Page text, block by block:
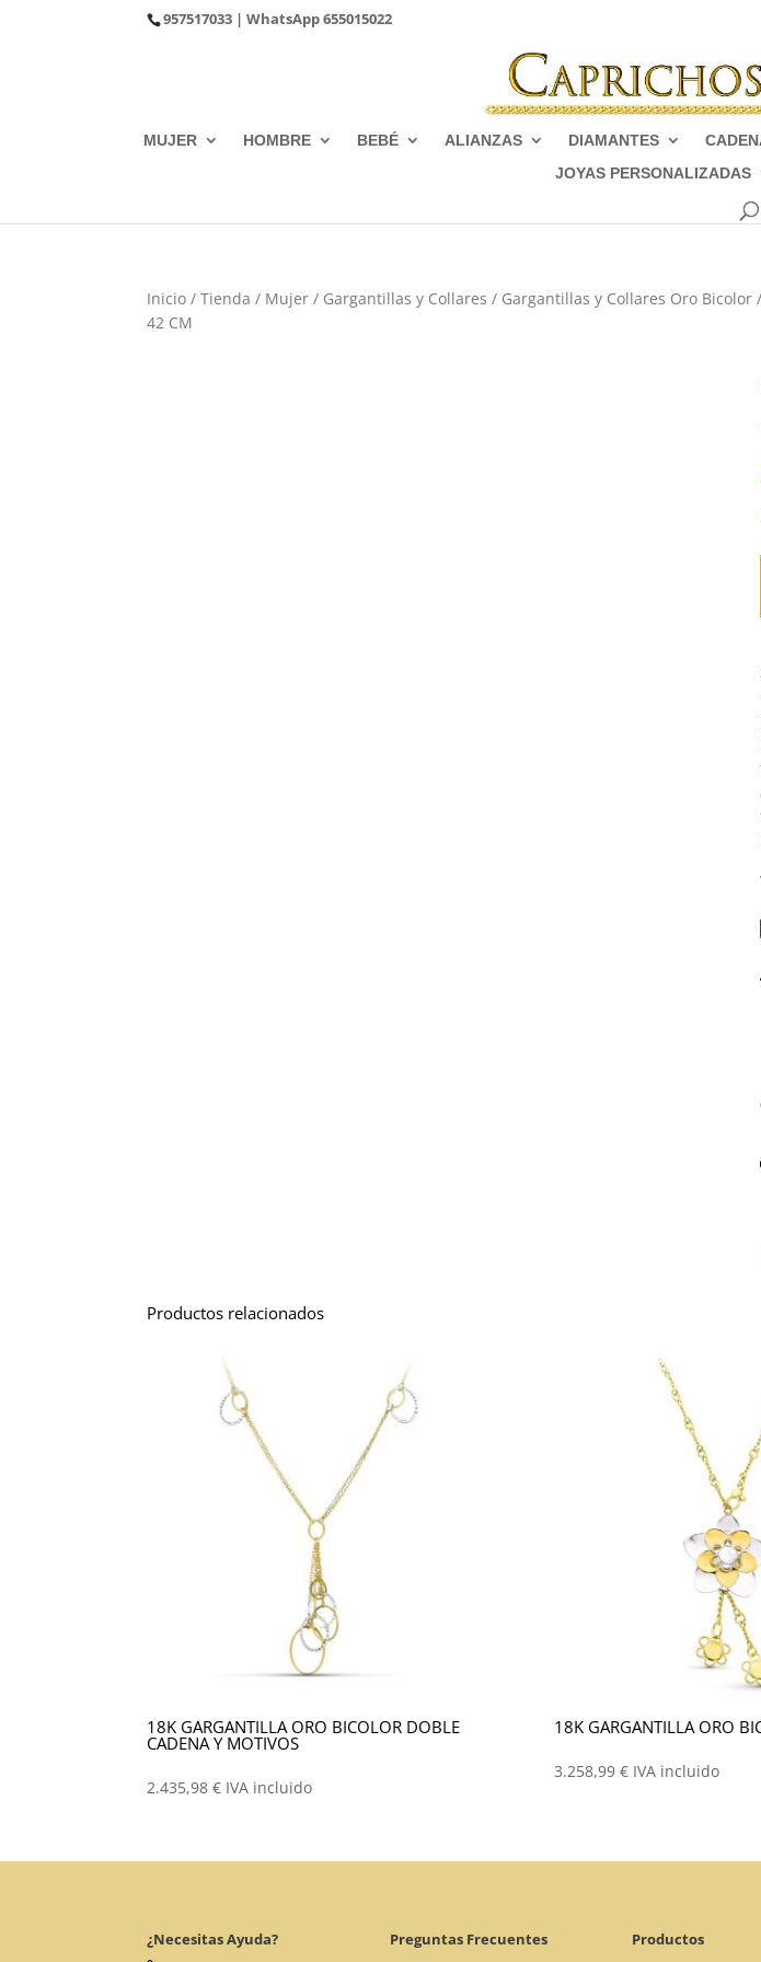
957517033 | WhatsApp655015022
MUJER HOMBRE BEBÉ ALIANZAS DIAMANTES
JOYAS PERSONALIZADAS
Inicio /Tienda / Mujer / Gargantillas y Collares / Gargantillas y Collares Oro Bicolor
42 CM
Productos relacionados
18K GARGANTILLA ORO BICOLOR DOBLE
CADENA Y MOTIVOS
2.435,98€ IVA incluido
18K GARGANTILLA ORO
3.258,99 € IVA incluido
¿Necesitas Ayuda? Preguntas Frecuentes Productos